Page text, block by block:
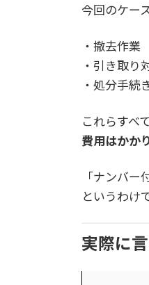
今回のケー
・撤去作業
・引き取り
・処分手続
これらすべ
費用はかか
「ナンバー
というわけ
実際に